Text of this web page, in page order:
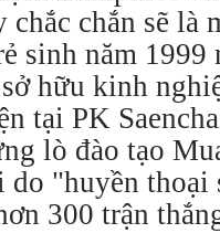
chắc chắn sẽ là
sinh năm 1999
hữu kinh
tại PK
lò đào tạo
do "huyền thoại
300 trận